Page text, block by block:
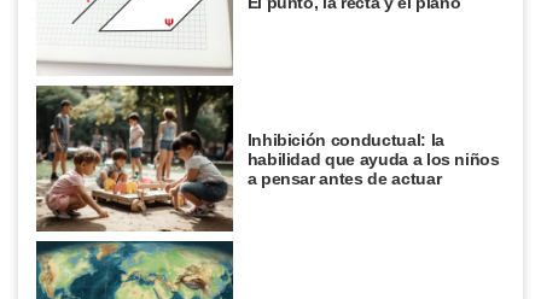
Inhibición conductual: la
habilidad que ayuda a los niños
a pensar antes de actuar